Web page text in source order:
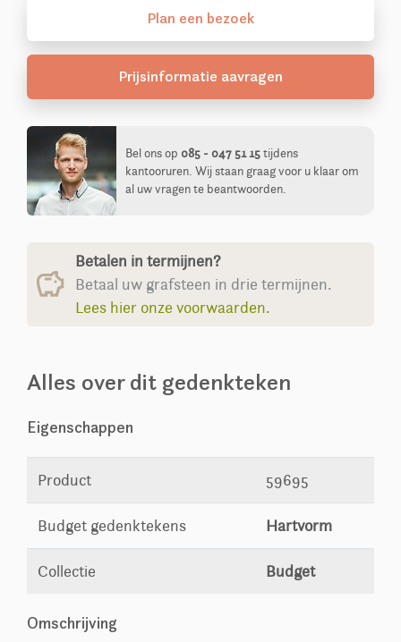
Plan een bezoek
Prijsinformatie aavragen
Bel ons op 085 - 047 51 15tijdens
kantooruren. Wij staan graag voor u klaar om
al uw vragen te beantwoorden.
Betalen in termijnen?
Betaal uw grafsteen in drie termijnen.
Lees hier onze voorwaarden.
Alles over dit gedenkteken
Eigenschappen
Product 59695
Budget gedenktekens Hartvorm
Collectie Budget
Omschrijving